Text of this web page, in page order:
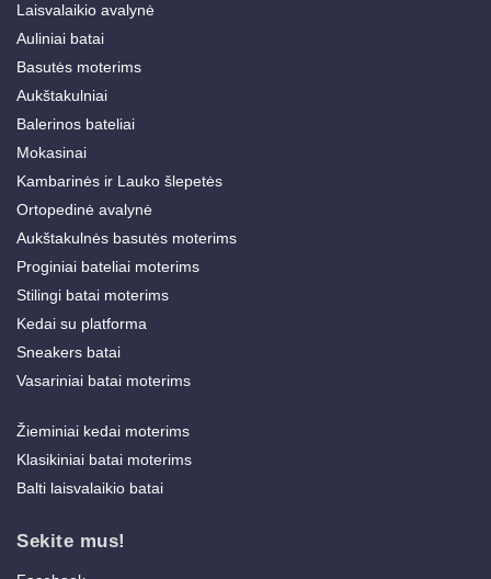
Laisvalaikio avalynė
Auliniai batai
Basutės moterims
Aukštakulniai
Balerinos bateliai
Mokasinai
Kambarinės ir Lauko šlepetės
Ortopedinė avalynė
Aukštakulnės basutės moterims
Proginiai bateliai moterims
Stilingi batai moterims
Kedai su platforma
Sneakers batai
Vasariniai batai moterims
Žieminiai kedai moterims
Klasikiniai batai moterims
Balti laisvalaikio batai
Sekite mus!